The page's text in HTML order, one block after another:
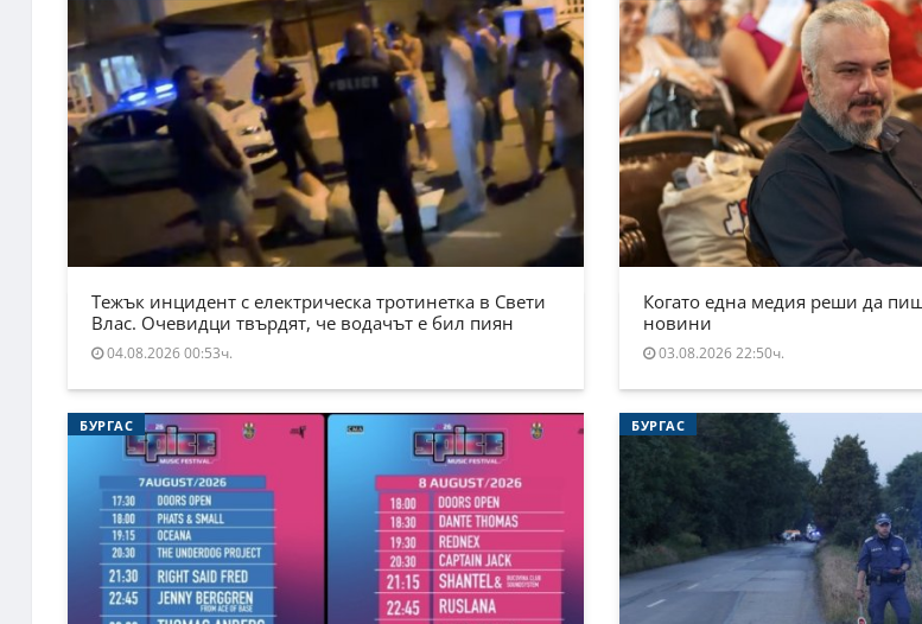
Тежък инцидент с електрическа тротинетка в Свети
Влас. Очевидци твърдят, че водачът е бил пиян
04.08.2026 00:53ч.
Когато една медия реши да
новини
03.08.2026 22:50ч.
БУРГАС БУРГАС